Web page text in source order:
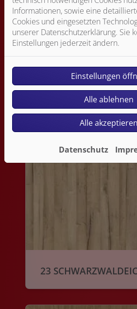
22 ARAGON GRAU
23
Informationen, sowie eine
Cookies und eingesetzten
unserer Datenschutzerklärung. Sie
Einstellungen jederzeit ändern.
Einstellungen
Alle ablehnen
Alle akzeptieren
Datenschutz